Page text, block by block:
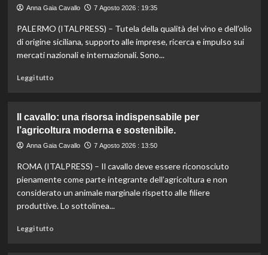
“Ricette
come
le
vite
umanitari”.
Anna Gaia Cavallo 7 Agosto 2026 : 19:35
PALERMO (ITALPRESS) – Tutela della qualità del vino e dell’olio
di origine siciliana, supporto alle imprese, ricerca e impulso sui
mercati nazionali e internazionali. Sono...
Leggi tuttoLeggi
Controllo
qualità
olio
vino:
l’IRVO
potenzia
per
Il cavallo: una risorsa indispensabile per
l’agricoltura moderna e sostenibile.
Anna Gaia Cavallo 7 Agosto 2026 : 13:50
ROMA (ITALPRESS) – Il cavallo deve essere riconosciuto
pienamente come parte integrante dell’agricoltura e non
considerato un animale marginale rispetto alle filiere
produttive. Lo sottolinea...
Leggi tuttoLeggi